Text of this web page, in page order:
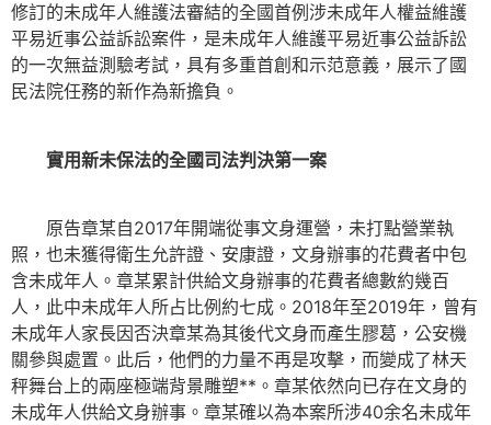
修訂的未成年人維護法審結的全國首例涉未成年人權益維護
平易近事公益訴訟案件，是未成年人維護平易近事公益訴訟
的一次無益測驗考試，具有多重首創和示范意義，展示了國
民法院任務的新作為新擔負。
實用新未保法的全國司法判決第一案
原告章某自2017年開端從事文身運營，未打點營業執
照，也未獲得衛生允許證、安康證，文身辦事的花費者中包
含未成年人。章某累計供給文身辦事的花費者總數約幾百
人，此中未成年人所占比例約七成。2018年至2019年，曾有
未成年人家長因否決章某為其後代文身而產生膠葛，公安機
關參與處置。此后，他們的力量不再是攻擊，而變成了林天
秤舞台上的兩座極端背景雕塑**。章某依然向已存在文身的
未成年人供給文身辦事。章某確以為本案所涉40余名未成年